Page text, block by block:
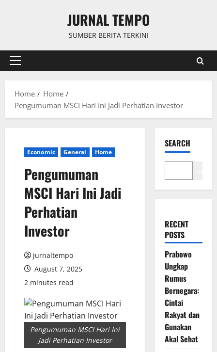
JURNAL TEMPO
SUMBER BERITA TERKINI
Primary
Home
Home
Pengumuman MSCI Hari Ini Jadi Perhatian Investor
Economic General Home
Pengumuman
MSCI Hari Ini Jadi
Perhatian
Investor
jurnaltempo
August 7, 2025
2 minutes read
Pengumuman MSCI Hari Ini
Jadi Perhatian Investor
SEARCH
RECENT
POSTS
Prabowo
Ungkap
Rumus
Bernegara:
Cintai
Rakyat dan
Gunakan
Akal Sehat